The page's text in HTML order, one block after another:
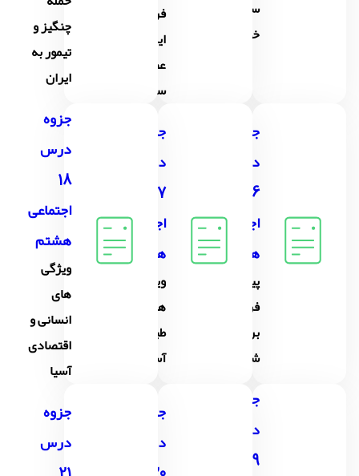
سلجوقیان و
خوارزمشاهیان
فرهنگی
ایران در
عصر
سلجوقی
چنگیز و
تیمور به
ایران
جزوه
درس
16
اجتماعی
هشتم
پیروزی
فرهنگ
بر
شمشیر
جزوه
درس
17
اجتماعی
هشتم
ویژگی
های
طبیعی
آسیا
جزوه
درس
18
اجتماعی
هشتم
ویژگی
های
انسانی و
اقتصادی
آسیا
جزوه
درس
19
جزوه
درس
جزوه
درس